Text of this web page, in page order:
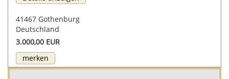
41467 Gothenburg
Deutschland
3.000,00 EUR
merken